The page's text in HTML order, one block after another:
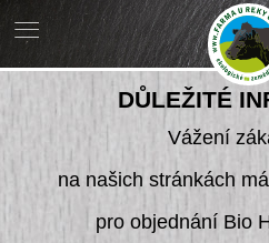
DŮLEŽITÉ
Vážení
na našich stránkách
pro objednání Bio